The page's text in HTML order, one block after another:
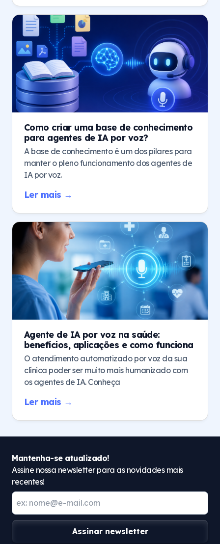
Como criar uma base de conhecimento
para agentes de IA por voz?
A base de conhecimento é um dos pilares para
manter o pleno funcionamento dos agentes de
IA por voz.
Ler mais →
Agente de IA por voz na saúde:
benefícios, aplicações e como funciona
O atendimento automatizado por voz da sua
clínica poder ser muito mais humanizado com
os agentes de IA. Conheça
Ler mais →
Mantenha-se atualizado!
Assine nossa newsletter para as novidades mais
recentes!
Assinar newsletter